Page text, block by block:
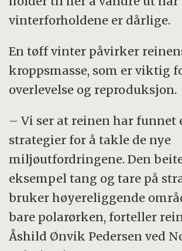
vinterforholdene er dårlige.
En tøff vinter påvirker
kroppsmasse, som er viktig
overlevelse og reproduksjon.
– Vi ser at reinen har funnet
strategier for å takle de nye
miljøutfordringene. Den
eksempel tang og tare på
bruker høyereliggende
bare polarørken, forteller
Åshild Ønvik Pedersen ved